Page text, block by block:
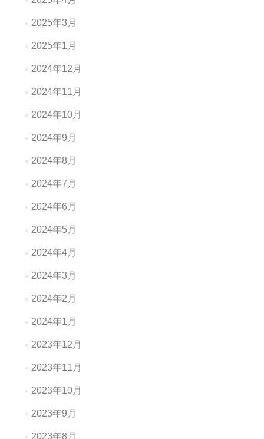
2025年3月
2025年1月
2024年12月
2024年11月
2024年10月
2024年9月
2024年8月
2024年7月
2024年6月
2024年5月
2024年4月
2024年3月
2024年2月
2024年1月
2023年12月
2023年11月
2023年10月
2023年9月
2023年8月